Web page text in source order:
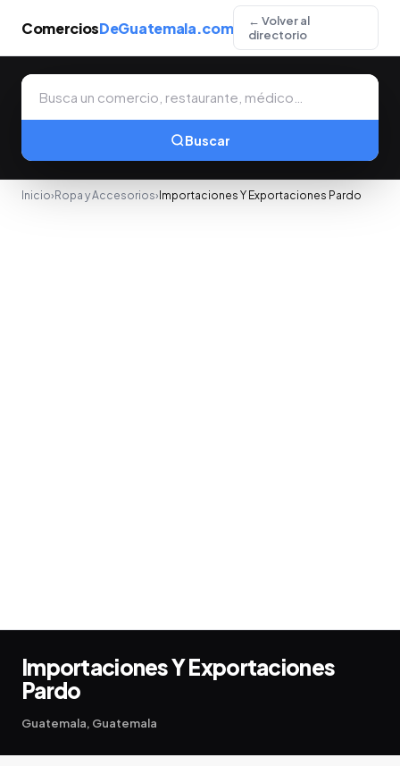
ComerciosDeGuatemala.com
← Volver al
directorio
Buscar
Inicio› Ropa y Accesorios› Importaciones Y Exportaciones Pardo
Importaciones Y Exportaciones
Pardo
Guatemala, Guatemala